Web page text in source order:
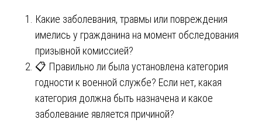
Какие заболевания, травмы или повреждения
имелись у гражданина на момент обследования
призывной комиссией?
📋 Правильно ли была установлена категория
годности к военной службе? Если нет, какая
категория должна быть назначена и какое
заболевание является причиной?